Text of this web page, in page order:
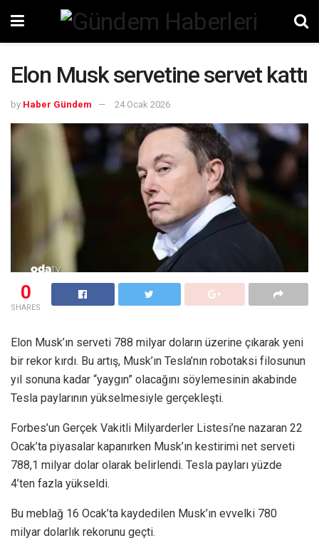
Elon Musk servetine servet kattı
by Haber Gündem 24 Ocak 2026
0
SHARES
Elon Musk’ın serveti 788 milyar doların üzerine çıkarak yeni
bir rekor kırdı. Bu artış, Musk’ın Tesla’nın robotaksi filosunun
yıl sonuna kadar “yaygın” olacağını söylemesinin akabinde
Tesla paylarının yükselmesiyle gerçekleşti.
Forbes’un Gerçek Vakitli Milyarderler Listesi’ne nazaran 22
Ocak’ta piyasalar kapanırken Musk’ın kestirimi net serveti
788,1 milyar dolar olarak belirlendi. Tesla payları yüzde
4’ten fazla yükseldi.
Bu meblağ 16 Ocak’ta kaydedilen Musk’ın evvelki 780
milyar dolarlık rekorunu geçti.